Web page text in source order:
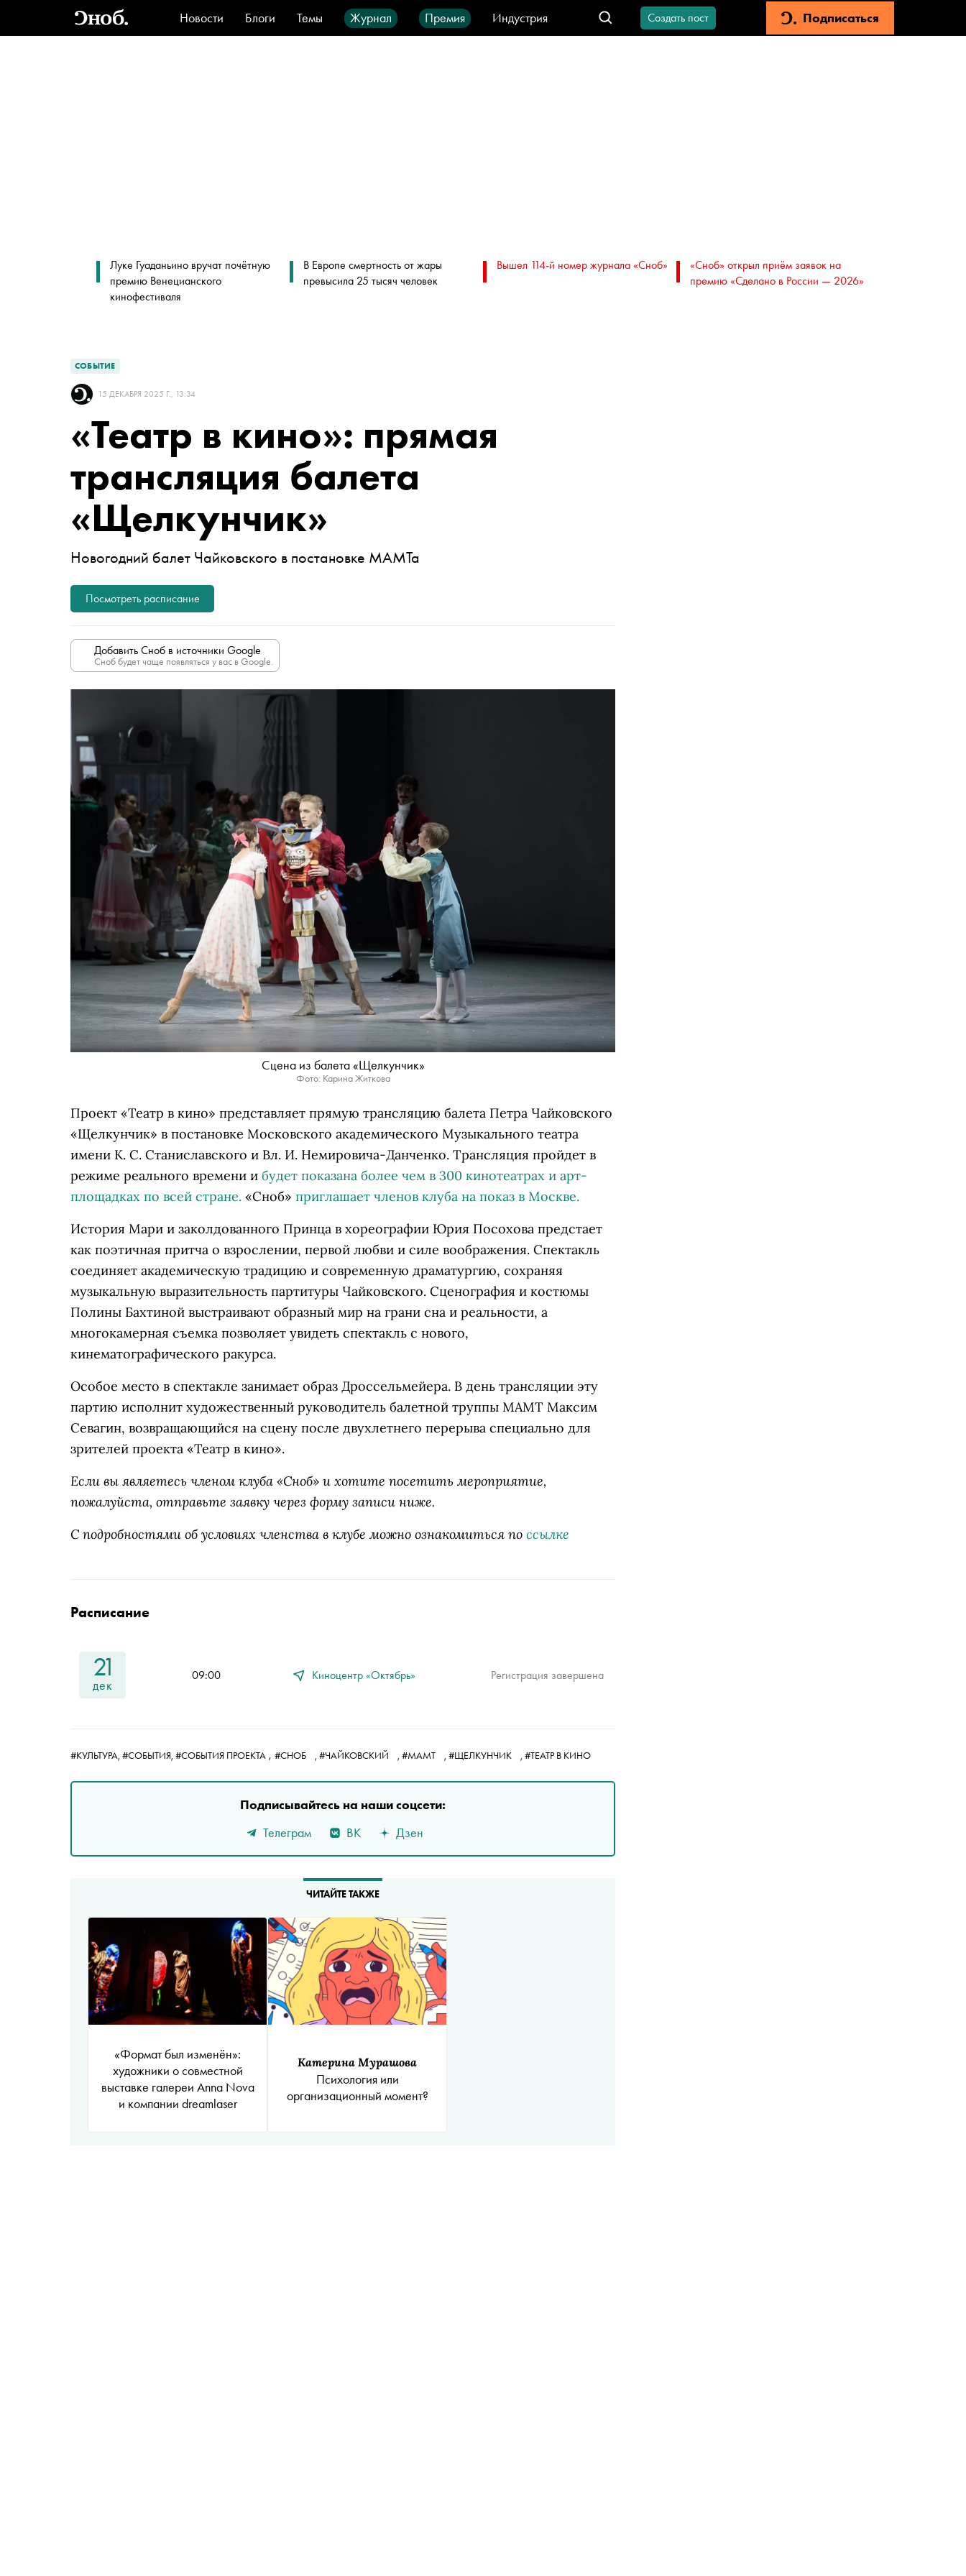
Новости Блоги Темы Журнал Премия
Индустрия
Стиль
Видео Город IT-продукты
Создать пост Подписаться
Луке Гуаданьино вручат почётную
премию Венецианского
кинофестиваля
В Европе смертность от жары
превысила 25 тысяч человек
Вышел 114-й номер журнала «Сноб»
«Сноб» открыл приём заявок на
премию «Сделано в России — 2026»
СОБЫТИЕ
15 ДЕКАБРЯ 2025 Г., 13:34
«Театр в кино»: прямая
трансляция балета
«Щелкунчик»
Новогодний балет Чайковского в постановке МАМТа
Посмотреть расписание
Добавить Сноб в источники Google
Сноб будет чаще появляться у вас в Google.
Сцена из балета «Щелкунчик»
Фото: Карина Житкова
Проект «Театр в кино» представляет прямую трансляцию балета Петра Чайковского
«Щелкунчик» в постановке Московского академического Музыкального театра
имени К. С. Станиславского и Вл. И. Немировича-Данченко. Трансляция пройдет в
режиме реального времени и будет показана более чем в 300 кинотеатрах и арт-
площадках по всей стране. «Сноб» приглашает членов клуба на показ в Москве.
История Мари и заколдованного Принца в хореографии Юрия Посохова предстает
как поэтичная притча о взрослении, первой любви и силе воображения. Спектакль
соединяет академическую традицию и современную драматургию, сохраняя
музыкальную выразительность партитуры Чайковского. Сценография и костюмы
Полины Бахтиной выстраивают образный мир на грани сна и реальности, а
многокамерная съемка позволяет увидеть спектакль с нового,
кинематографического ракурса.
Особое место в спектакле занимает образ Дроссельмейера. В день трансляции эту
партию исполнит художественный руководитель балетной труппы МАМТ Максим
Севагин, возвращающийся на сцену после двухлетнего перерыва специально для
зрителей проекта «Театр в кино».
Если вы являетесь членом клуба «Сноб» и хотите посетить мероприятие,
пожалуйста, отправьте заявку через форму записи ниже.
С подробностями об условиях членства в клубе можно ознакомиться по ссылке
Расписание
21
дек
09:00 Киноцентр «Октябрь» Регистрация завершена
#КУЛЬТУРА, #СОБЫТИЯ, #СОБЫТИЯ ПРОЕКТА , #СНОБ , #ЧАЙКОВСКИЙ , #МАМТ , #ЩЕЛКУНЧИК , #ТЕАТР В КИНО
Подписывайтесь на наши соцсети:
Телеграм
ВК Дзен
ЧИТАЙТЕ ТАКЖЕ
«Формат был изменён»:
художники о совместной
выставке галереи Anna Nova
и компании dreamlaser
Катерина Мурашова
Психология или
организационный момент?